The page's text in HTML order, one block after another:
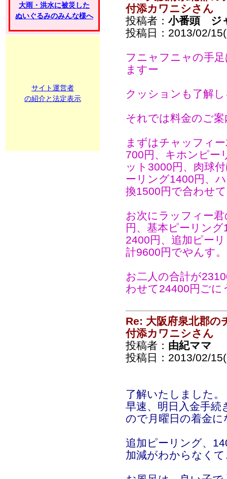
大雨・洪水に被災した
ぬいぐるみのみんな様へ
サイト運営者
の紹介と法定表示
付添カワニシさん
投稿者： 小番頭 ジ
投稿日：2013/02/
フニャフニャの手
ますー
クッションも了解
それでは料金のご
まずはチャッフィ
700円、キホンピー
ット3000円、肉球
ーリング1400円、
換1500円で合わせ
お次にラッフィー
円、基本ピーリン
2400円、追加ピー
計9600円でやんす。
お二人の合計が
わせて24400円ごに
Re: 大阪府泉北郡の
付添カワニシさん
投稿者： 由紀ママ
投稿日：2013/02/
了解いたしました。
早速、明日入金手
ので月曜日の着金
追加ピーリング、
加減がわからなく